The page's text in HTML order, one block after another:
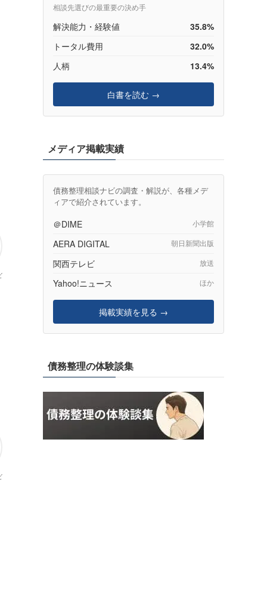
相談先選びの最重要の決め手
解決能力・経験値
35.8%
トータル費用
32.0%
人柄
13.4%
白書を読む →
メディア掲載実績
債務整理相談ナビの調査・解説が、各種メデ
ィアで紹介されています。
＠DIME 小学館
AERA DIGITAL 朝日新聞出版
関西テレビ 放送
Yahoo!ニュース ほか
掲載実績を見る →
債務整理の体験談集